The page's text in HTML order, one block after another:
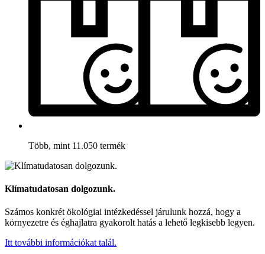
Több, mint 11.050 termék
Klímatudatosan dolgozunk.
Számos konkrét ökológiai intézkedéssel járulunk hozzá, hogy a
környezetre és éghajlatra gyakorolt hatás a lehető legkisebb legyen.
Itt további információkat talál.